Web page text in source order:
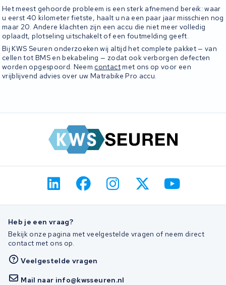
Het meest gehoorde probleem is een sterk afnemend bereik: waar
u eerst 40 kilometer fietste, haalt u na een paar jaar misschien nog
maar 20. Andere klachten zijn een accu die niet meer volledig
oplaadt, plotseling uitschakelt of een foutmelding geeft.
Bij KWS Seuren onderzoeken wij altijd het complete pakket — van
cellen tot BMS en bekabeling — zodat ook verborgen defecten
worden opgespoord. Neem contactmet ons op voor een
vrijblijvend advies over uw Matrabike Pro accu.
Heb je een vraag?
Bekijk onze pagina met veelgestelde vragen of neem direct
contact met ons op.
Veelgestelde vragen
Mail naar info@kwsseuren.nl